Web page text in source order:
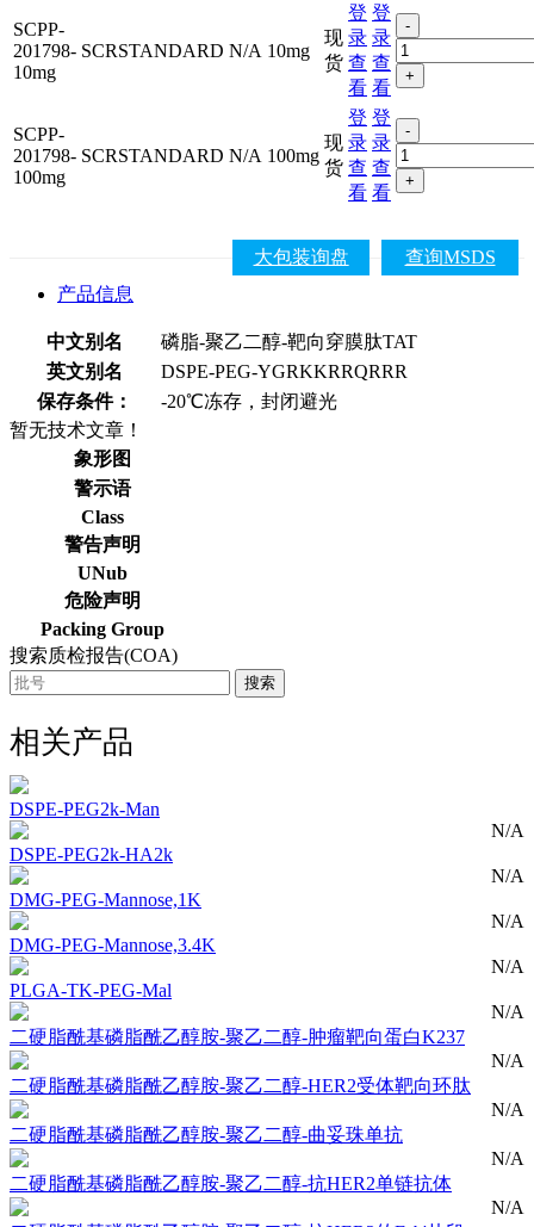
SCPP-
201798-
10mg
SCRSTANDARD N/A 10mg
现
货
登
录
查
看
登
录
查
看
-
+
SCPP-
201798-
100mg
SCRSTANDARD N/A 100mg
现
货
登
录
查
看
登
录
查
看
-
+
查询MSDS
大包装询盘
产品信息
中文别名
磷脂-聚乙二醇-靶向穿膜肽TAT
英文别名
DSPE-PEG-YGRKKRRQRRR
保存条件：
-20℃冻存，封闭避光
暂无技术文章！
象形图
警示语
Class
警告声明
UNub
危险声明
Packing Group
搜索质检报告(COA)
搜索
相关产品
DSPE-PEG2k-Man
N/A
DSPE-PEG2k-HA2k
N/A
DMG-PEG-Mannose,1K
N/A
DMG-PEG-Mannose,3.4K
N/A
PLGA-TK-PEG-Mal
N/A
二硬脂酰基磷脂酰乙醇胺-聚乙二醇-肿瘤靶向蛋白K237
N/A
二硬脂酰基磷脂酰乙醇胺-聚乙二醇-HER2受体靶向环肽
N/A
二硬脂酰基磷脂酰乙醇胺-聚乙二醇-曲妥珠单抗
N/A
二硬脂酰基磷脂酰乙醇胺-聚乙二醇-抗HER2单链抗体
N/A